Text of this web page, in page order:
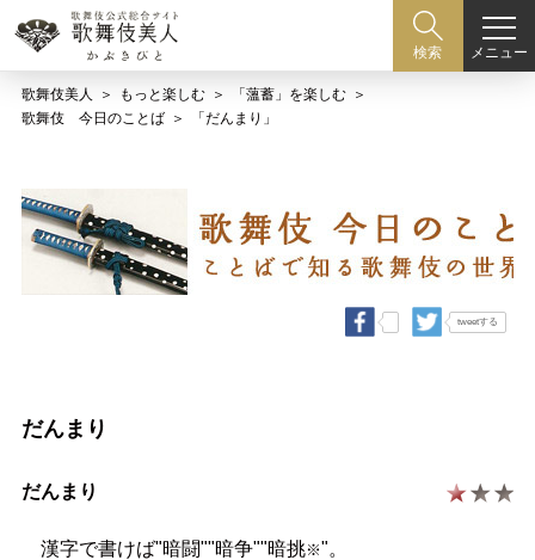
検索 メニュー
歌舞伎美人 もっと楽しむ
「薀蓄」を楽しむ
歌舞伎 今日のことば
「だんまり」
tweetする
だんまり
だんまり
漢字で書けば"暗闘""暗争""暗挑※"。